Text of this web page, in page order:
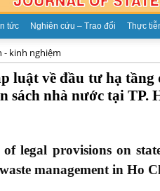
tức Nghiên cứu – Trao đổi Thực
- kinh nghiệm
luật về đầu tư hạ
sách nhà nước tại TP.
legal provisions on
management in Ho